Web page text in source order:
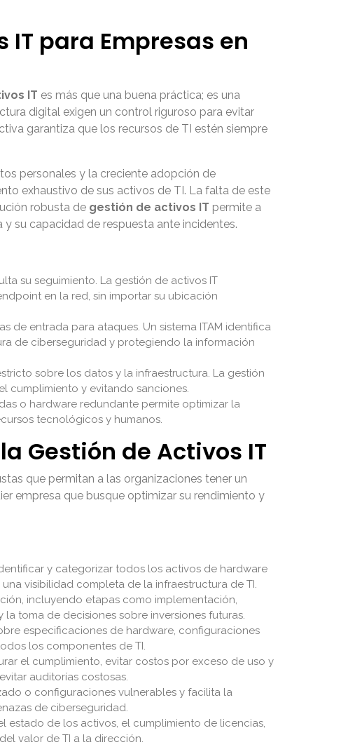
IT para Empresas en
IT es más que una buena práctica; es una
digital exigen un control riguroso para evitar
garantiza que los recursos de TI estén siempre
personales y la creciente adopción de
exhaustivo de sus activos de TI. La falta de este
robusta de gestión de activos IT permite a
su capacidad de respuesta ante incidentes.
su seguimiento. La gestión de activos IT
en la red, sin importar su ubicación
de entrada para ataques. Un sistema ITAM identifica
de ciberseguridad y protegiendo la información
sobre los datos y la infraestructura. La gestión
cumplimiento y evitando sanciones.
o hardware redundante permite optimizar la
tecnológicos y humanos.
Gestión de Activos IT
que permitan a las organizaciones tener un
empresa que busque optimizar su rendimiento y
y categorizar todos los activos de hardware
visibilidad completa de la infraestructura de TI.
incluyendo etapas como implementación,
toma de decisiones sobre inversiones futuras.
especificaciones de hardware, configuraciones
los componentes de TI.
el cumplimiento, evitar costos por exceso de uso y
auditorías costosas.
o configuraciones vulnerables y facilita la
de ciberseguridad.
estado de los activos, el cumplimiento de licencias,
valor de TI a la dirección.